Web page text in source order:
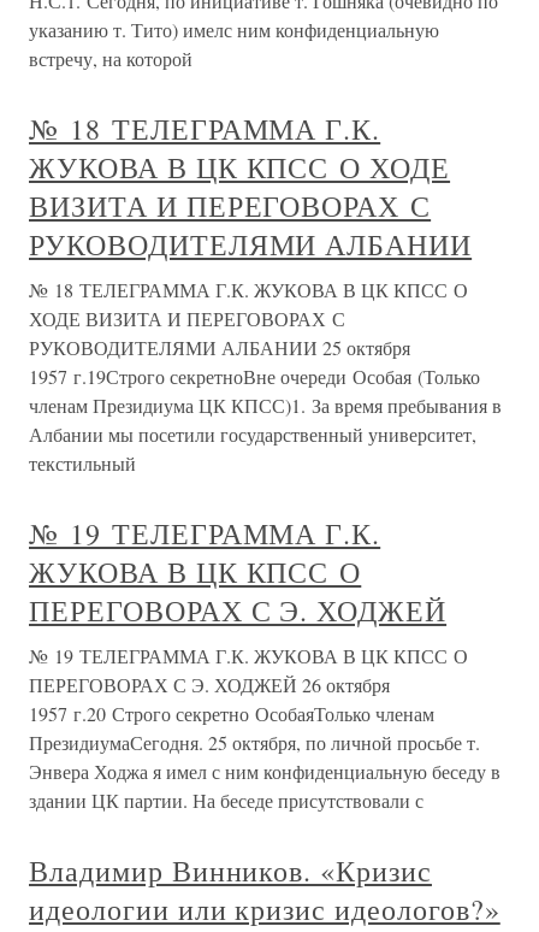
указанию т. Тито) имелс ним конфиденциальную
встречу, на которой
№ 18 ТЕЛЕГРАММА Г.К.
ЖУКОВА В ЦК КПСС О ХОДЕ
ВИЗИТА И ПЕРЕГОВОРАХ С
РУКОВОДИТЕЛЯМИ АЛБАНИИ
№ 18 ТЕЛЕГРАММА Г.К. ЖУКОВА В ЦК КПСС О
ХОДЕ ВИЗИТА И ПЕРЕГОВОРАХ С
РУКОВОДИТЕЛЯМИ АЛБАНИИ 25 октября
1957 г.19Строго секретноВне очереди Особая (Только
членам Президиума ЦК КПСС)1. За время пребывания в
Албании мы посетили государственный университет,
текстильный
№ 19 ТЕЛЕГРАММА Г.К.
ЖУКОВА В ЦК КПСС О
ПЕРЕГОВОРАХ С Э. ХОДЖЕЙ
№ 19 ТЕЛЕГРАММА Г.К. ЖУКОВА В ЦК КПСС О
ПЕРЕГОВОРАХ С Э. ХОДЖЕЙ 26 октября
1957 г.20 Строго секретно ОсобаяТолько членам
ПрезидиумаСегодня. 25 октября, по личной просьбе т.
Энвера Ходжа я имел с ним конфиденциальную беседу в
здании ЦК партии. На беседе присутствовали с
Владимир Винников. «Кризис
идеологии или кризис идеологов?»